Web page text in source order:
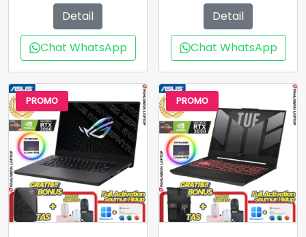
adalah:
Rp29.000.000.
Detail
Chat WhatsApp
adalah:
Rp17.600.000.
Detail
Chat WhatsApp
PROMO PROMO